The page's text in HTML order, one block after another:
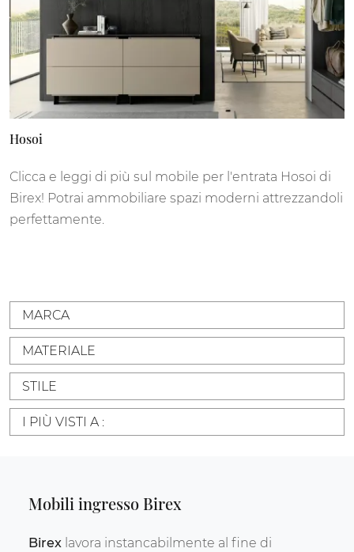
Hosoi
Clicca e leggi di più sul mobile per l'entrata Hosoi di
Birex! Potrai ammobiliare spazi moderni attrezzandoli
perfettamente.
MARCA
MATERIALE
STILE
I PIÙ VISTI A :
Mobili ingresso Birex
Birex lavora instancabilmente al fine di